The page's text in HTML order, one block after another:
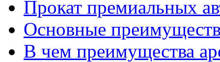
Прокат премиальных
Основные
В чем преимущества